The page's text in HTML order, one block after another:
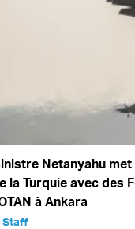
Netanyahu
la Turquie avec des
à Ankara
Staff